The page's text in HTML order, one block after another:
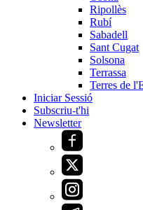
Ripollès
Rubí
Sabadell
Sant Cugat
Solsona
Terrassa
Terres de
Iniciar Sessió
Subscriu-t'hi
Newsletter